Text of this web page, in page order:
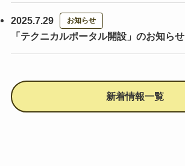
2025.7.29 お知らせ
「テクニカルポータル開設」のお知らせ
新着情報一覧